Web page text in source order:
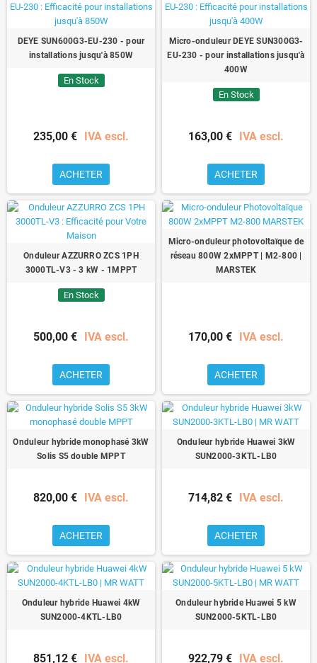
DEYE SUN600G3-EU-230 - pour
installations jusqu'à 850W
En Stock
235,00 € IVA escl.
ACHETER
Micro-onduleur DEYE SUN300G3-
EU-230 - pour installations jusqu'à
400W
En Stock
163,00 € IVA escl.
ACHETER
Onduleur AZZURRO ZCS 1PH
3000TL-V3 - 3 kW - 1MPPT
En Stock
500,00 € IVA escl.
ACHETER
Micro-onduleur photovoltaïque de
réseau 800W 2xMPPT | M2-800 |
MARSTEK
170,00 € IVA escl.
ACHETER
Onduleur hybride monophasé 3kW
Solis S5 double MPPT
820,00 € IVA escl.
ACHETER
Onduleur hybride Huawei 3kW
SUN2000-3KTL-LB0
714,82 € IVA escl.
ACHETER
Onduleur hybride Huawei 4kW
SUN2000-4KTL-LB0
851,12 € IVA escl.
Onduleur hybride Huawei 5 kW
SUN2000-5KTL-LB0
922,79 € IVA escl.